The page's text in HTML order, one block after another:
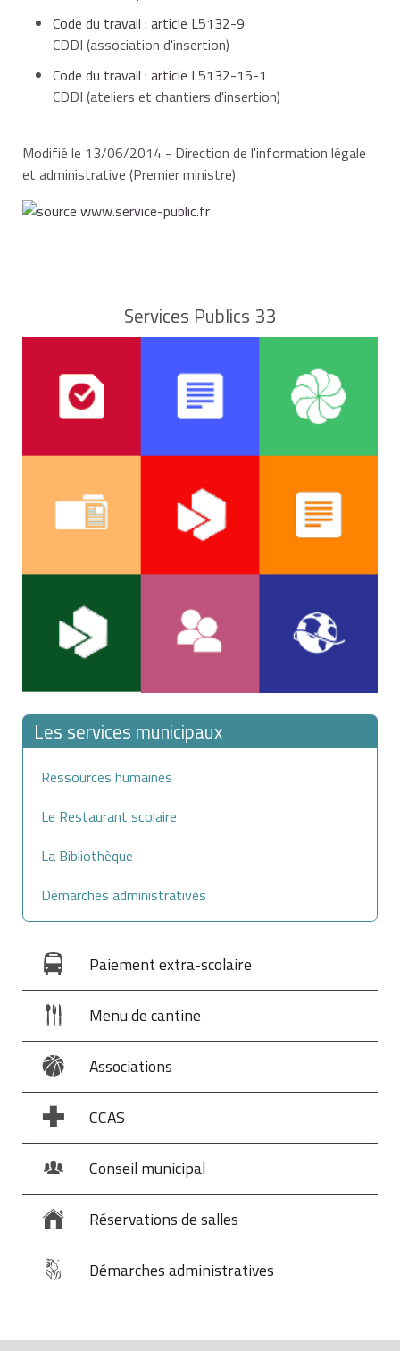
Code du travail : article L5132-9
CDDI (association d'insertion)
Code du travail : article L5132-15-1
CDDI (ateliers et chantiers d'insertion)
Modifié le 13/06/2014 - Direction de l'information légale
et administrative (Premier ministre)
Services Publics 33
Les services municipaux
Ressources humaines
Le Restaurant scolaire
La Bibliothèque
Démarches administratives
Paiement extra-scolaire
Menu de cantine
Associations
CCAS
Conseil municipal
Réservations de salles
Démarches administratives